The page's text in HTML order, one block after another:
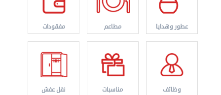
عطور وهدايا مطاعم مفقودات
وظائف مناسبات نقل عفش